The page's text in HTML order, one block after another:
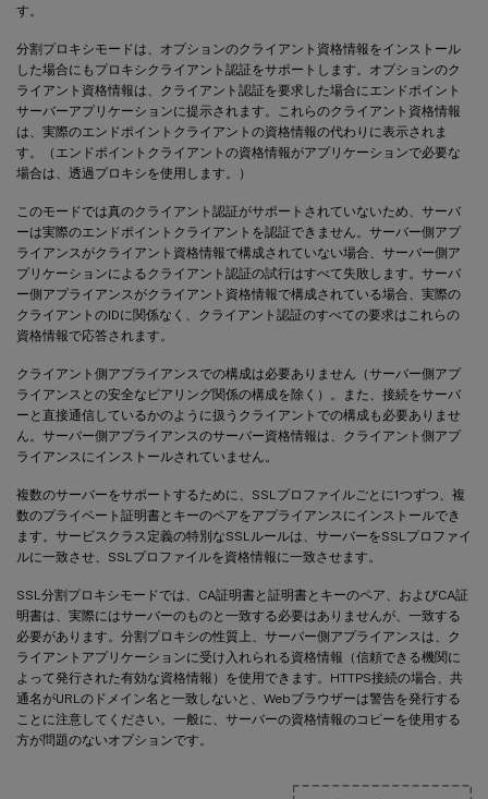
す。
分割プロキシモードは、オプションのクライアント資格情報をインストール
した場合にもプロキシクライアント認証をサポートします。オプションのク
ライアント資格情報は、クライアント認証を要求した場合にエンドポイント
サーバーアプリケーションに提示されます。これらのクライアント資格情報
は、実際のエンドポイントクライアントの資格情報の代わりに表示されま
す。（エンドポイントクライアントの資格情報がアプリケーションで必要な
場合は、透過プロキシを使用します。）
このモードでは真のクライアント認証がサポートされていないため、サーバ
ーは実際のエンドポイントクライアントを認証できません。サーバー側アプ
ライアンスがクライアント資格情報で構成されていない場合、サーバー側ア
プリケーションによるクライアント認証の試行はすべて失敗します。サーバ
ー側アプライアンスがクライアント資格情報で構成されている場合、実際の
クライアントのIDに関係なく、クライアント認証のすべての要求はこれらの
資格情報で応答されます。
クライアント側アプライアンスでの構成は必要ありません（サーバー側アプ
ライアンスとの安全なピアリング関係の構成を除く）。また、接続をサーバ
ーと直接通信しているかのように扱うクライアントでの構成も必要ありませ
ん。サーバー側アプライアンスのサーバー資格情報は、クライアント側アプ
ライアンスにインストールされていません。
複数のサーバーをサポートするために、SSLプロファイルごとに1つずつ、複
数のプライベート証明書とキーのペアをアプライアンスにインストールでき
ます。サービスクラス定義の特別なSSLルールは、サーバーをSSLプロファイ
ルに一致させ、SSLプロファイルを資格情報に一致させます。
SSL分割プロキシモードでは、CA証明書と証明書とキーのペア、およびCA証
明書は、実際にはサーバーのものと一致する必要はありませんが、一致する
必要があります。分割プロキシの性質上、サーバー側アプライアンスは、ク
ライアントアプリケーションに受け入れられる資格情報（信頼できる機関に
よって発行された有効な資格情報）を使用できます。HTTPS接続の場合、共
通名がURLのドメイン名と一致しないと、Webブラウザーは警告を発行する
ことに注意してください。一般に、サーバーの資格情報のコピーを使用する
方が問題のないオプションです。